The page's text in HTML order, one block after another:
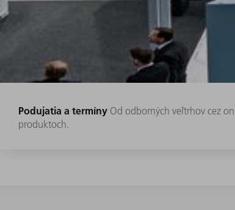
Podujatia a termíny Od odborných veľtrhov cez
produktoch.